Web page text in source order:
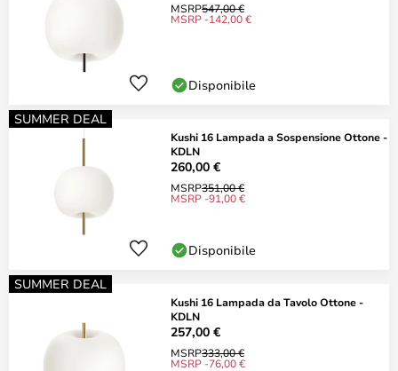
MSRP547,00 €
MSRP -142,00 €
Disponibile
SUMMER DEAL
Kushi 16 Lampada a Sospensione Ottone -
KDLN
260,00 €
MSRP351,00 €
MSRP -91,00 €
Disponibile
SUMMER DEAL
Kushi 16 Lampada da Tavolo Ottone -
KDLN
257,00 €
MSRP333,00 €
MSRP -76,00 €